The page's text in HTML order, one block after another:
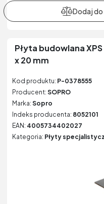
Płyta budowlana
x 20 mm
Kod produktu: P-0378555
Producent: SOPRO
Marka: Sopro
Indeks producenta: 8052101
EAN: 4005734402027
Kategoria: Płyty